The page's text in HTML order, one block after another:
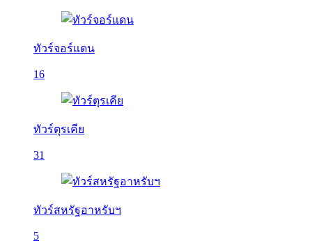
ทัวร์จอร์แดน
16
ทัวร์ตุรเคีย
31
ทัวร์สหรัฐอาหรับฯ
5